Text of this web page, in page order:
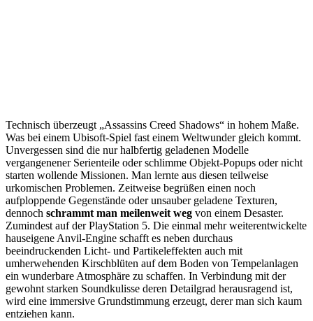
Technisch überzeugt „Assassins Creed Shadows“ in hohem Maße.
Was bei einem Ubisoft-Spiel fast einem Weltwunder gleich kommt.
Unvergessen sind die nur halbfertig geladenen Modelle
vergangenener Serienteile oder schlimme Objekt-Popups oder nicht
starten wollende Missionen. Man lernte aus diesen teilweise
urkomischen Problemen. Zeitweise begrüßen einen noch
aufploppende Gegenstände oder unsauber geladene Texturen,
dennoch schrammt man meilenweit weg von einem Desaster.
Zumindest auf der PlayStation 5. Die einmal mehr weiterentwickelte
hauseigene Anvil-Engine schafft es neben durchaus
beeindruckenden Licht- und Partikeleffekten auch mit
umherwehenden Kirschblüten auf dem Boden von Tempelanlagen
ein wunderbare Atmosphäre zu schaffen. In Verbindung mit der
gewohnt starken Soundkulisse deren Detailgrad herausragend ist,
wird eine immersive Grundstimmung erzeugt, derer man sich kaum
entziehen kann.